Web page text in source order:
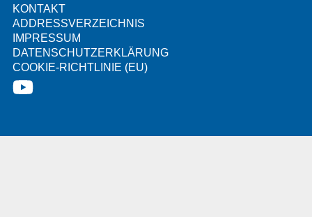
KONTAKT
ADDRESSVERZEICHNIS
IMPRESSUM
DATENSCHUTZERKLÄRUNG
COOKIE-RICHTLINIE (EU)